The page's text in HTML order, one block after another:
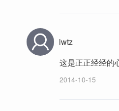
lwtz
这是正正经经的
2014-10-15